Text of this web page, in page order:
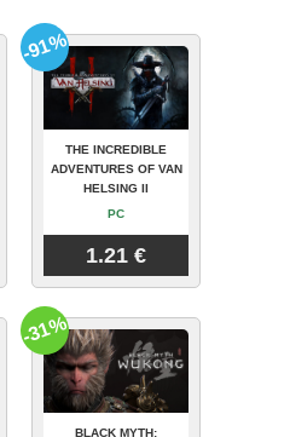
THE INCREDIBLE
ADVENTURES OF VAN
HELSING II
PC
1.21 €
-91%
BLACK MYTH:
-31%